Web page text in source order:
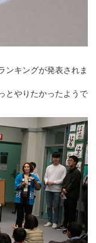
ンキングが発表されま
とやりたかったようで